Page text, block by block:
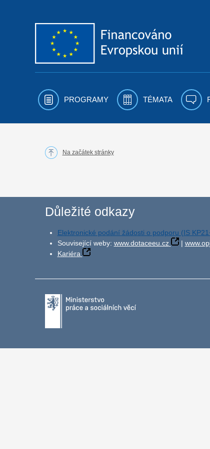
PROGRAMY TÉMATA
Na začátek stránky
Důležité odkazy
Elektronické podání žádosti o podporu (IS
Související weby: www.dotaceeu.cz |
Kariéra